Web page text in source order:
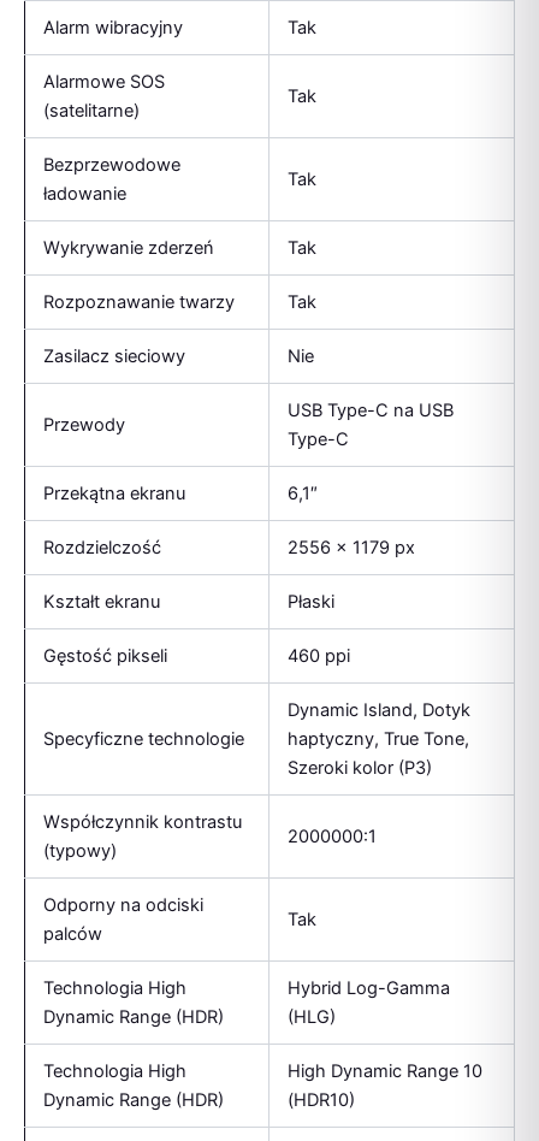
Alarm wibracyjny Tak
Alarmowe SOS
(satelitarne)
Tak
Bezprzewodowe
ładowanie
Tak
Wykrywanie zderzeń Tak
Rozpoznawanie twarzy Tak
Zasilacz sieciowy Nie
Przewody
USB Type-C na USB
Type-C
Przekątna ekranu 6,1″
Rozdzielczość 2556 x 1179 px
Kształt ekranu Płaski
Gęstość pikseli 460 ppi
Specyficzne technologie
Dynamic Island, Dotyk
haptyczny, True Tone,
Szeroki kolor (P3)
Współczynnik kontrastu
(typowy)
2000000:1
Odporny na odciski
palców
Tak
Technologia High
Dynamic Range (HDR)
Hybrid Log-Gamma
(HLG)
Technologia High
Dynamic Range (HDR)
High Dynamic Range 10
(HDR10)